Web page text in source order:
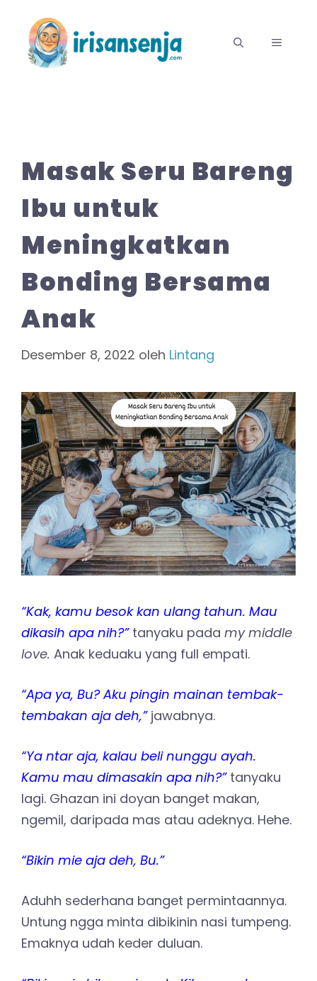
MENU
Masak Seru Bareng
Ibu untuk
Meningkatkan
Bonding Bersama
Anak
Desember 8, 2022 oleh Lintang
“Kak, kamu besok kan ulang tahun. Mau
dikasih apa nih?” tanyaku pada my middle
love. Anak keduaku yang full empati.
“Apa ya, Bu? Aku pingin mainan tembak-
tembakan aja deh,” jawabnya.
“Ya ntar aja, kalau beli nunggu ayah.
Kamu mau dimasakin apa nih?”tanyaku
lagi. Ghazan ini doyan banget makan,
ngemil, daripada mas atau adeknya. Hehe.
“Bikin mie aja deh, Bu.”
Aduhh sederhana banget permintaannya.
Untung ngga minta dibikinin nasi tumpeng.
Emaknya udah keder duluan.